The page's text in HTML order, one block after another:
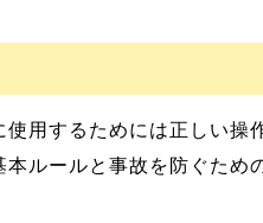
用するためには正しい操
ルールと事故を防ぐため